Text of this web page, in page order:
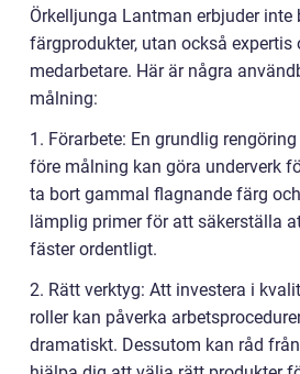
Örkelljunga Lantman erbjuder
färgprodukter, utan också expertis
medarbetare. Här är några
målning:
1. Förarbete: En grundlig
före målning kan göra underverk
ta bort gammal flagnande färg
lämplig primer för att säkerställa
fäster ordentligt.
2. Rätt verktyg: Att investera i
roller kan påverka
dramatiskt. Dessutom kan råd